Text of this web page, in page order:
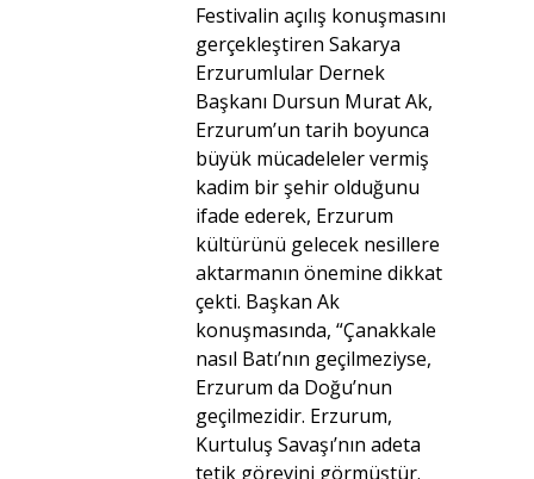
Festivalin açılış konuşmasını
gerçekleştiren Sakarya
Erzurumlular Dernek
Başkanı Dursun Murat Ak,
Erzurum’un tarih boyunca
büyük mücadeleler vermiş
kadim bir şehir olduğunu
ifade ederek, Erzurum
kültürünü gelecek nesillere
aktarmanın önemine dikkat
çekti. Başkan Ak
konuşmasında, “Çanakkale
nasıl Batı’nın geçilmeziyse,
Erzurum da Doğu’nun
geçilmezidir. Erzurum,
Kurtuluş Savaşı’nın adeta
tetik görevini görmüştür.